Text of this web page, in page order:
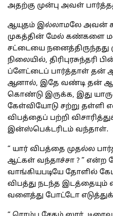
அதற்கு முன்பு அவள்
ஆயுதம் இல்லாமலே அவன்
முகத்தின் மேல் கண்களை
சட்டையை நனைத்திருந்தது
நிலையில், திரிபுரசுந்தரி
ப்ளேட்டைப் பார்த்தாள் தன்
ஆனால், இதே வண்டி தன்
கொண்டு இருக்க, இது
கேள்வியோடு சற்று தள்ளி
விபத்தைப் பற்றி
இன்ஸ்பெக்டரிடம் வந்தாள்.
“ யார் விபத்தை முதல்ல
ஆட்கள் வந்தாச்சா ? ” என்ற
வாங்கியபடியே தோளில்
விபத்து நடந்த
வளைத்து போட்டோ